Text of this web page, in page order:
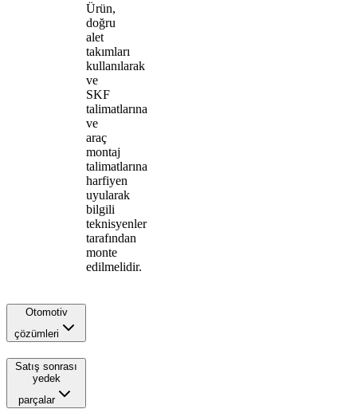
Ürün,
doğru
alet
takımları
kullanılarak
ve
SKF
talimatlarına
ve
araç
montaj
talimatlarına
harfiyen
uyularak
bilgili
teknisyenler
tarafından
monte
edilmelidir.
Otomotiv
çözümleri
Satış sonrası
yedek
parçalar